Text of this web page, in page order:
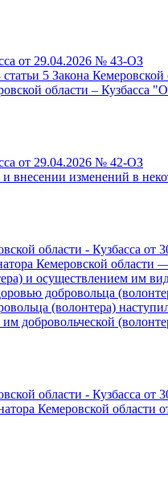
от 29.04.2026 № 43-ОЗ
5 Закона
области – Кузбасса
от 29.04.2026 № 42-ОЗ
внесении изменений в
области - Кузбасса от
Кемеровской
и осуществлением им
добровольца
(волонтера)
добровольческой
области - Кузбасса от
Кемеровской